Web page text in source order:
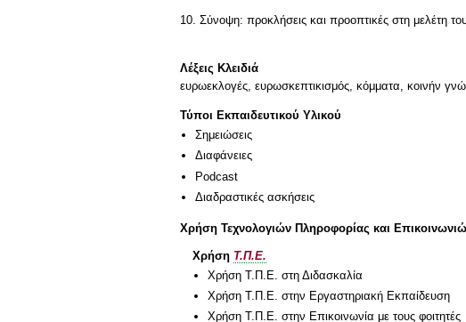
10. Σύνοψη: προκλήσεις και προοπτικές στη μελέτη
Λέξεις Κλειδιά
ευρωεκλογές, ευρωσκεπτικισμός, κόμματα, κοινήν
Τύποι Εκπαιδευτικού Υλικού
Σημειώσεις
Διαφάνειες
Podcast
Διαδραστικές ασκήσεις
Χρήση Τεχνολογιών Πληροφορίας και
Χρήση Τ.Π.Ε.
Χρήση Τ.Π.Ε. στη Διδασκαλία
Χρήση Τ.Π.Ε. στην Εργαστηριακή Εκπαίδευση
Χρήση Τ.Π.Ε. στην Επικοινωνία με τους φοιτητές